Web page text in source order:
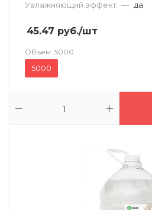
Увлажняющий эффект — да
45.47 руб./шт
Объем: 5000
5000